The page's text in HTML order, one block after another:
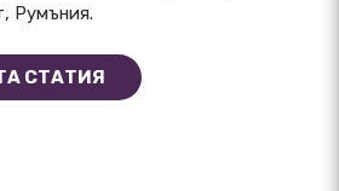
Румъния.
СТАТИЯ